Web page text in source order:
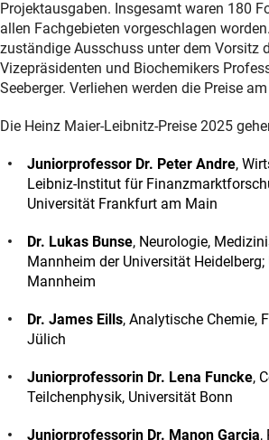
Projektausgaben. Insgesamt waren 180
allen Fachgebieten vorgeschlagen
zuständige Ausschuss unter dem Vorsitz
Vizepräsidenten und Biochemikers
Seeberger. Verliehen werden die Preise
Die Heinz Maier-Leibnitz-Preise 2025
Juniorprofessor Dr. Peter Andre,
Leibniz-Institut für
Universität Frankfurt am Main
Dr. Lukas Bunse, Neurologie,
Mannheim der Universität
Mannheim
Dr. James Eills, Analytische Chemie,
Jülich
Juniorprofessorin Dr. Lena Funcke,
Teilchenphysik, Universität Bonn
Juniorprofessorin Dr. Manon Garcia,